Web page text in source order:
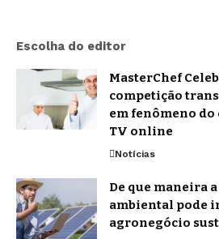
Escolha do editor
MasterChef
competição
em fenômeno
TV online
Notícias
De que maneira
ambiental pode
agronegócio